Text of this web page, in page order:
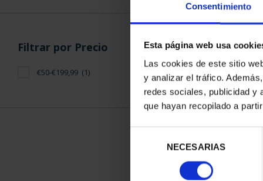
Consentimiento
Esta página web usa
Las cookies de este sitio
y analizar el tráfico.
redes sociales, publicidad y
que hayan recopilado a
consentimiento
NECESARIAS
Filtrar por Precio
€50-€199,99 (1)
CAPITALES